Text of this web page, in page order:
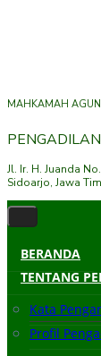
MAHKAMAH
Jl. Ir. H. Juanda
Sidoarjo, Jawa
BERANDA
TENTANG
Kata
Profil